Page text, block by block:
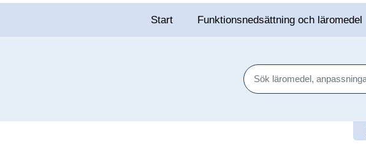
Start Funktionsnedsättning och läromedel
Sök